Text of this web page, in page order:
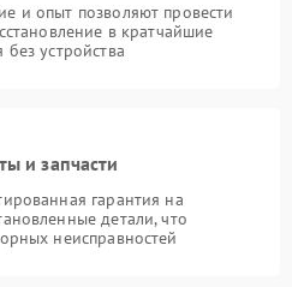
и опыт позволяют провести
в кратчайшие
устройства
и запчасти
гарантия на
детали, что
неисправностей